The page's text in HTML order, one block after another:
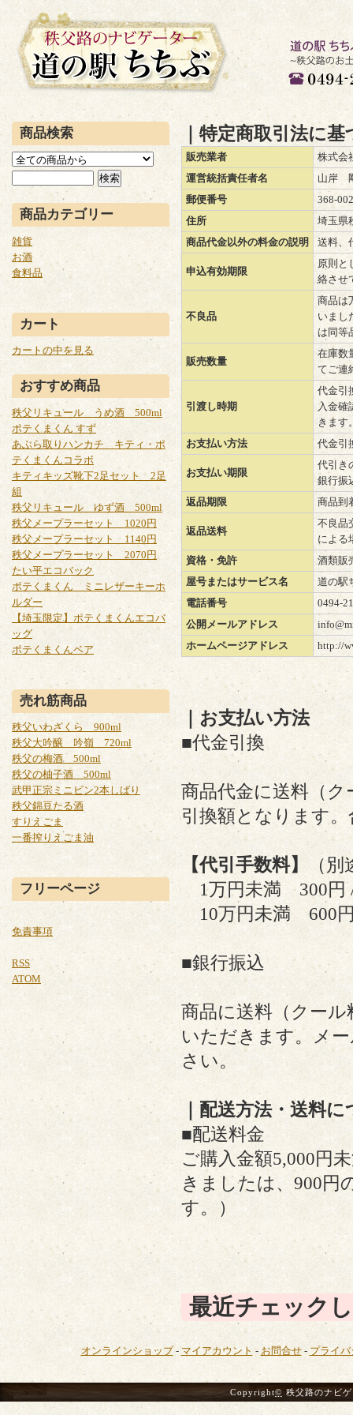
道の駅 ちち
産、グルメ
0494-21-2266
商品検索
商品カテゴリー
雑貨
お酒
食料品
カート
カートの中を見る
おすすめ商品
秩父リキュール うめ酒 500ml
ポテくまくん すず
あぶら取りハンカチ キティ・ポ
テくまくんコラボ
キティキッズ靴下2足セット 2足
組
秩父リキュール ゆず酒 500ml
秩父メープラーセット 1020円
秩父メープラーセット 1140円
秩父メープラーセット 2070円
たい平エコバック
ポテくまくん ミニレザーキーホ
ルダー
【埼玉限定】ポテくまくんエコバ
ッグ
ポテくまくんベア
売れ筋商品
秩父いわざくら 900ml
秩父大吟醸 吟嶺 720ml
秩父の梅酒 500ml
秩父の柚子酒 500ml
武甲正宗ミニビン2本しばり
秩父錦豆たる酒
すりえごま
一番搾りえごま油
フリーページ
免責事項
RSS
ATOM
｜特定商取引法に
販売業者
株式会
運営統括責任者名
山岸
郵便番号
368-
住所
埼玉県
商品代金以外の料金の説明
送料、
申込有効期限
原則と
絡させ
不良品
商品は
いまし
は同等
販売数量
在庫数
てご連
引渡し時期
代金引
入金確
きます
お支払い方法
代金引
お支払い期限
代引き
銀行振
返品期限
商品到
返品送料
不良品
による
資格・免許
酒類
屋号またはサービス名
道の駅
電話番号
0494-
公開メールアドレス
ホームページアドレス
http://
｜お支払い方法
■代金引換
商品代金に送料（
引換額となります
【代引手数料】
（
1万円未満 300円
10万円未満 600
■銀行振込
商品に送料（クー
いただきます。メ
さい。
｜配送方法・送料
■配送料金
ご購入金額5,000円
きましたは、900円
す。）
最近チェック
オンラインショップ- マイアカウント - お問合せ- プライ
Copyright© 秩父路のナビ